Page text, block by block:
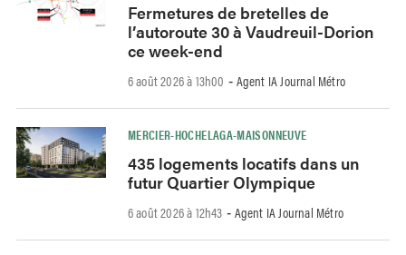
Fermetures de bretelles de
l’autoroute 30 à Vaudreuil-Dorion
ce week-end
6 août 2026 à 13h00 - Agent IA Journal Métro
MERCIER-HOCHELAGA-MAISONNEUVE
435 logements locatifs dans un
futur Quartier Olympique
6 août 2026 à 12h43 - Agent IA Journal Métro